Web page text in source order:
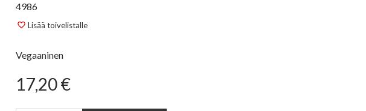
4986
favorite_border Lisää toivelistalle
Vegaaninen
17,20 €